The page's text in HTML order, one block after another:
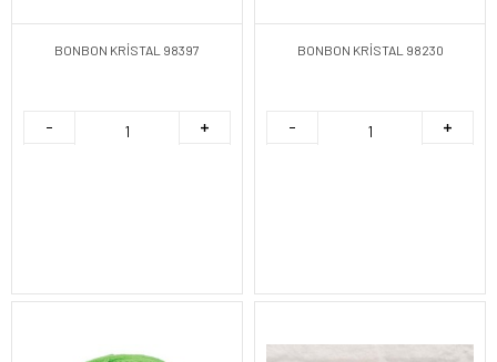
BONBON KRİSTAL 98397 BONBON KRİSTAL 98230